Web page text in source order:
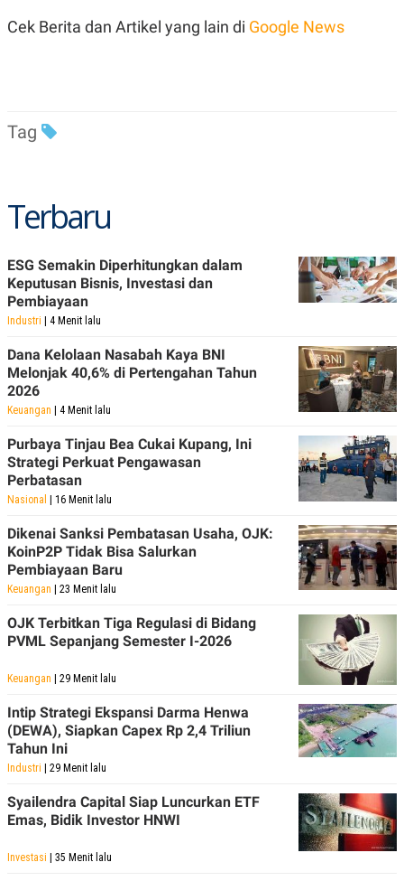
Cek Berita dan Artikel yang lain di Google News
Tag
Terbaru
ESG Semakin Diperhitungkan dalam
Keputusan Bisnis, Investasi dan
Pembiayaan
Industri | 4 Menit lalu
Dana Kelolaan Nasabah Kaya BNI
Melonjak 40,6% di Pertengahan Tahun
2026
Keuangan | 4 Menit lalu
Purbaya Tinjau Bea Cukai Kupang, Ini
Strategi Perkuat Pengawasan
Perbatasan
Nasional | 16 Menit lalu
Dikenai Sanksi Pembatasan Usaha, OJK:
KoinP2P Tidak Bisa Salurkan
Pembiayaan Baru
Keuangan | 23 Menit lalu
OJK Terbitkan Tiga Regulasi di Bidang
PVML Sepanjang Semester I-2026
Keuangan | 29 Menit lalu
Intip Strategi Ekspansi Darma Henwa
(DEWA), Siapkan Capex Rp 2,4 Triliun
Tahun Ini
Industri | 29 Menit lalu
Syailendra Capital Siap Luncurkan ETF
Emas, Bidik Investor HNWI
Investasi | 35 Menit lalu